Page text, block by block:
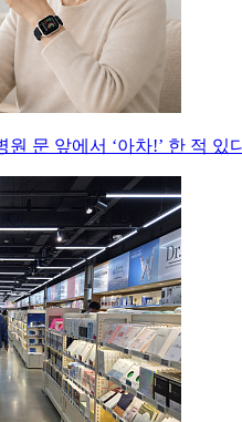
문 앞에서 ‘아차!’ 한 적 있